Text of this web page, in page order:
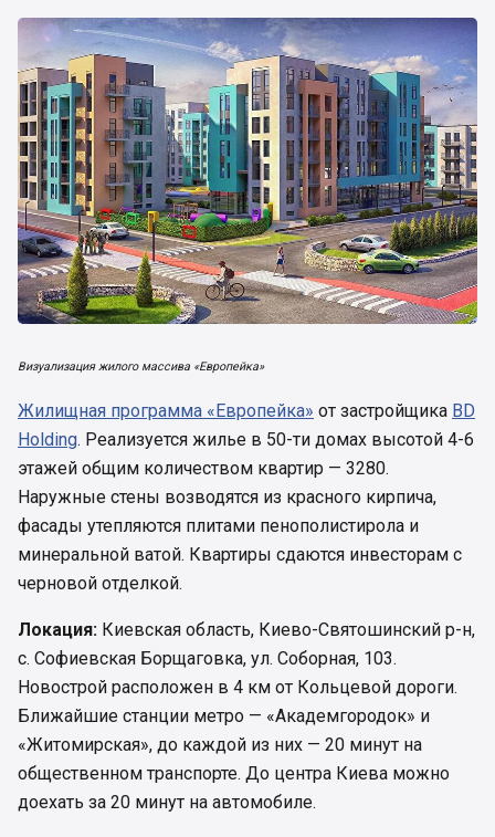
Визуализация жилого массива «Европейка»
Жилищная программа «Европейка» от застройщика BD
Holding. Реализуется жилье в 50-ти домах высотой 4-6
этажей общим количеством квартир — 3280.
Наружные стены возводятся из красного кирпича,
фасады утепляются плитами пенополистирола и
минеральной ватой. Квартиры сдаются инвесторам с
черновой отделкой.
Локация: Киевская область, Киево-Святошинский р-н,
с. Софиевская Борщаговка, ул. Соборная, 103.
Новострой расположен в 4 км от Кольцевой дороги.
Ближайшие станции метро — «Академгородок» и
«Житомирская», до каждой из них — 20 минут на
общественном транспорте. До центра Киева можно
доехать за 20 минут на автомобиле.